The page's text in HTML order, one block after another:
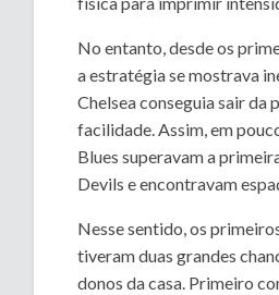
No entanto, desde os
a estratégia se mostrava
Chelsea conseguia sair da
facilidade. Assim, em
Blues superavam a
Devils e encontravam
Nesse sentido, os
tiveram duas grandes
donos da casa. Primeiro